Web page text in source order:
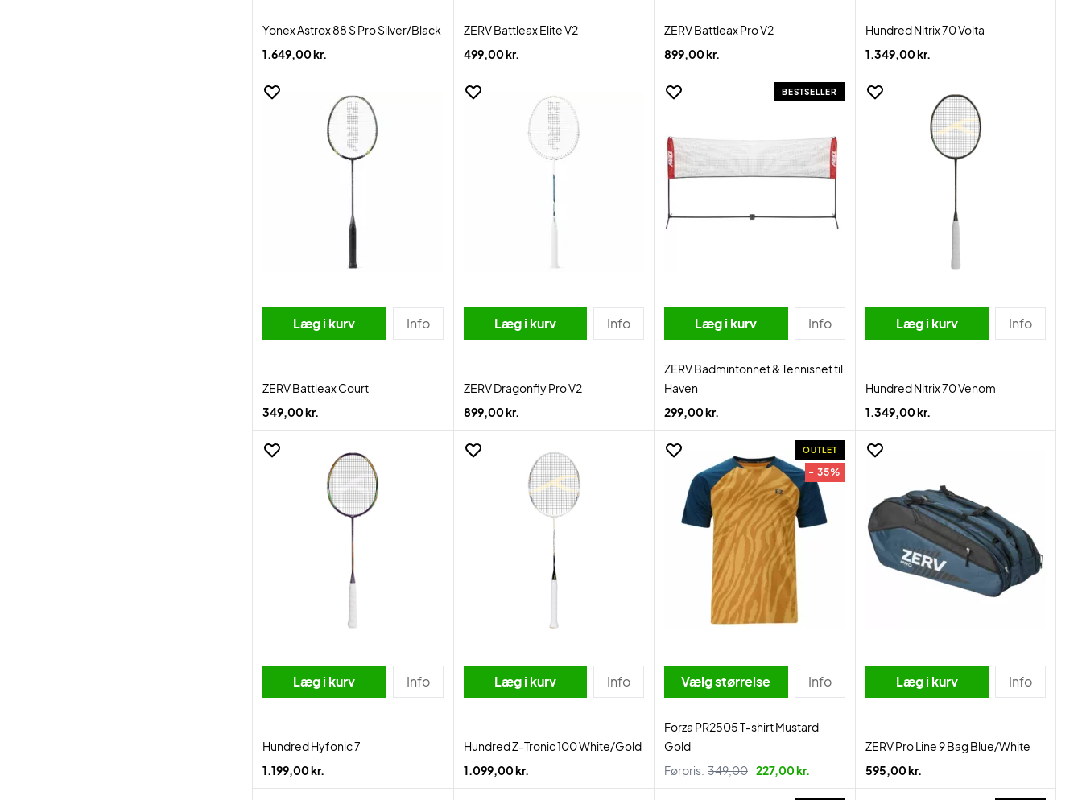
Yonex Astrox 88 S Pro Silver/Black
1.649,00 kr.
ZERV Battleax Elite V2
499,00 kr.
ZERV Battleax Pro V2
899,00 kr.
Hundred Nitrix 70 Volta
1.349,00 kr.
Læg i kurv Info
ZERV Battleax Court
349,00 kr.
Læg i kurv Info
ZERV Dragonfly Pro V2
899,00 kr.
BESTSELLER
Læg i kurv Info
ZERV Badmintonnet & Tennisnet til
Haven
299,00 kr.
Læg i kurv Info
Hundred Nitrix 70 Venom
1.349,00 kr.
Læg i kurv Info
Hundred Hyfonic 7
1.199,00 kr.
Læg i kurv Info
Hundred Z-Tronic 100 White/Gold
1.099,00 kr.
OUTLET
- 35%
Vælg størrelse Info
Forza PR2505 T-shirt Mustard
Gold
Førpris: 349,00 227,00 kr.
Læg i kurv Info
ZERV Pro Line 9 Bag Blue/White
595,00 kr.